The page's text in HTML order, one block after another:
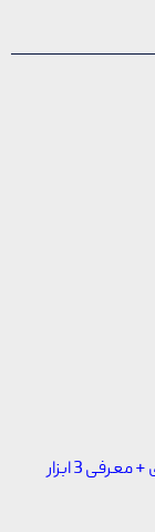
طراحی غرفه نمایشگاهی با هوش مصنوعی: بررسی + معرفی 3 ابزار